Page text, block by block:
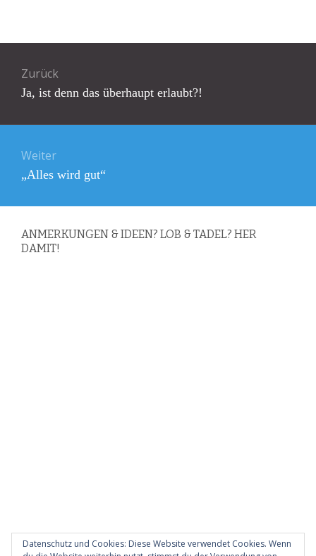
Zurück
Vorheriger
Ja, ist denn das überhaupt erlaubt?!
Weiter
Nächster
„Alles wird gut“
ANMERKUNGEN & IDEEN? LOB & TADEL? HER
DAMIT!
Datenschutz und Cookies: Diese Website verwendet Cookies. Wenn